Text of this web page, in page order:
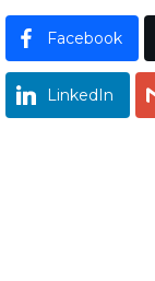
Facebook
LinkedIn